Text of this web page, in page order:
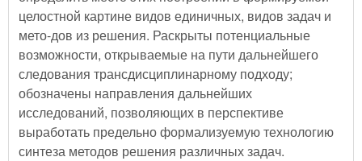
целостной картине видов единичных, видов задач и
мето-дов из решения. Раскрыты потенциальные
возможности, открываемые на пути дальнейшего
следования трансдисциплинарному подходу;
обозначены направления дальнейших
исследований, позволяющих в перспективе
выработать предельно формализуемую технологию
синтеза методов решения различных задач.